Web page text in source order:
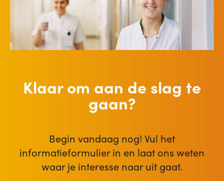
Klaar om aan de slag te
gaan?
Begin vandaag nog! Vul het
informatieformulier in en laat ons weten
waar je interesse naar uit gaat.